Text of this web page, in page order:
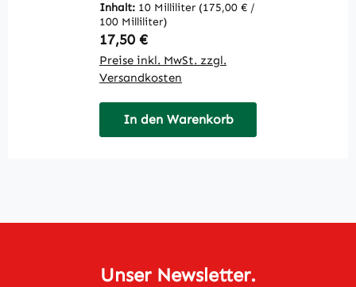
Inhalt: 10 Milliliter (175,00 € /
100 Milliliter)
Regulärer Preis:
17,50 €
Preise inkl. MwSt. zzgl.
Versandkosten
In den Warenkorb
Unser Newsletter.